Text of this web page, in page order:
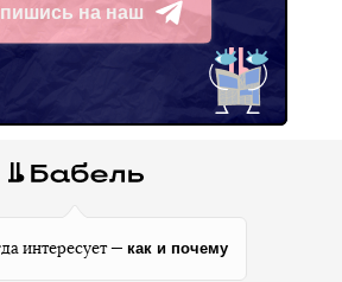
на наш
интересует — как и почему